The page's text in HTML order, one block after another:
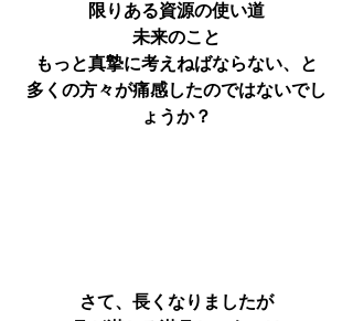
限りある資源の使い道
未来のこと
もっと真摯に考えねばならない、と
多くの方々が痛感したのではないでし
ょうか？
さて、長くなりましたが